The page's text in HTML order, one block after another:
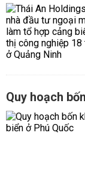
Quy hoạch